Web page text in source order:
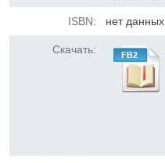
ISBN: нет данных
Скачать: